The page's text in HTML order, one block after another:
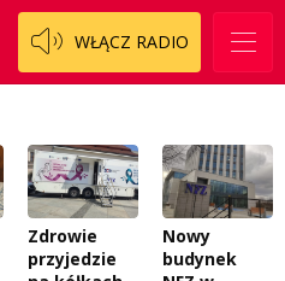
WŁĄCZ RADIO
Zdrowie
przyjedzie
Nowy
budynek